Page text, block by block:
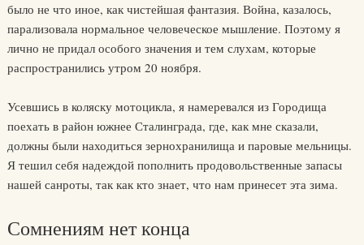
было не что иное, как чистейшая фантазия. Война, казалось,
парализовала нормальное человеческое мышление. Поэтому я
лично не придал особого значения и тем слухам, которые
распространились утром 20 ноября.
Усевшись в коляску мотоцикла, я намеревался из Городища
поехать в район южнее Сталинграда, где, как мне сказали,
должны были находиться зернохранилища и паровые мельницы.
Я тешил себя надеждой пополнить продовольственные запасы
нашей санроты, так как кто знает, что нам принесет эта зима.
Сомнениям нет конца